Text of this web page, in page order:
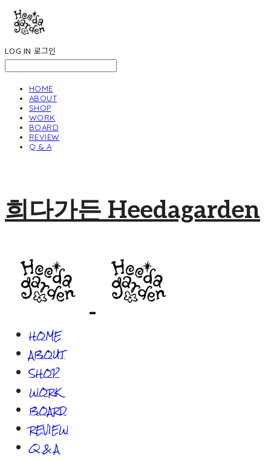
LOG IN 로그인
HOME
ABOUT
SHOP
WORK
BOARD
REVIEW
Q & A
희다가든 Heedagarden
HOME
ABOUT
SHOP
WORK
BOARD
REVIEW
Q & A